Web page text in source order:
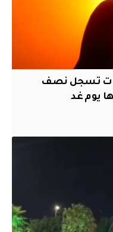
تسجل نصف
يوم غد